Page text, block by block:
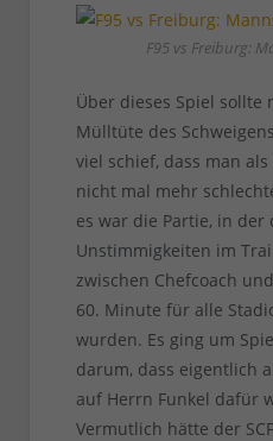
F95 vs Freiburg:
Über dieses Spiel sollte
Mülltüte des
viel schief, dass man
nicht mal mehr
es war die Partie, in der
Unstimmigkeiten im
zwischen Chefcoach
60. Minute für alle
wurden. Es ging um
darum, dass eigentlich
auf Herrn Funkel dafür
Vermutlich hätte der